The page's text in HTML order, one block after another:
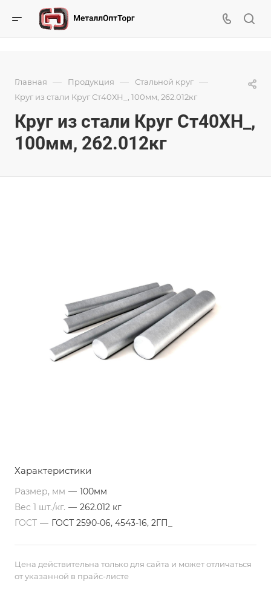
Главная — Продукция — Стальной круг —
Круг из стали Круг Ст40ХН_, 100мм, 262.012кг
Круг из стали Круг Ст40ХН_,
100мм, 262.012кг
Характеристики
Размер, мм — 100мм
Вес 1 шт./кг. — 262.012 кг
ГОСТ — ГОСТ 2590-06, 4543-16, 2ГП_
Цена действительна только для сайта и может отличаться
от указанной в прайс-листе